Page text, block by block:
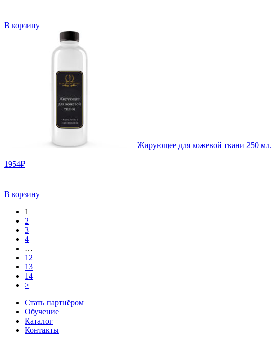
В корзину
Жирующее для кожевой ткани 250 мл.
1954₽
В корзину
1
2
3
4
…
12
13
14
>
Стать партнёром
Обучение
Каталог
Контакты